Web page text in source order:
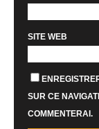
SITE WEB
SUR CE
COMMENTERAI.